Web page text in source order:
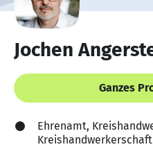
Jochen
Ganzes
Ehrenamt,